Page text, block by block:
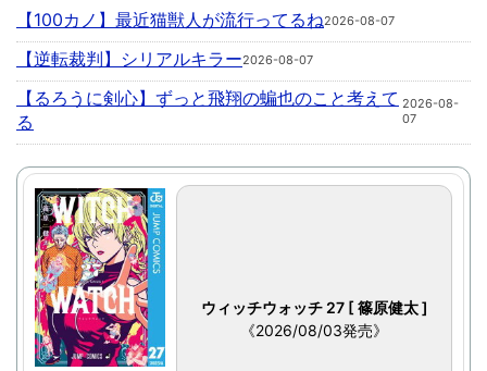
【100カノ】最近猫獣人が流行ってるね2026-08-07
【逆転裁判】シリアルキラー2026-08-07
【るろうに剣心】ずっと飛翔の蝙也のこと考えて
る
2026-08-
07
ウィッチウォッチ 27 [ 篠原健太 ]
《2026/08/03発売》